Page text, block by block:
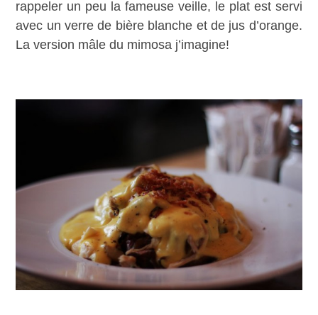
rappeler un peu la fameuse veille, le plat est servi
avec un verre de bière blanche et de jus d’orange.
La version mâle du mimosa j’imagine!